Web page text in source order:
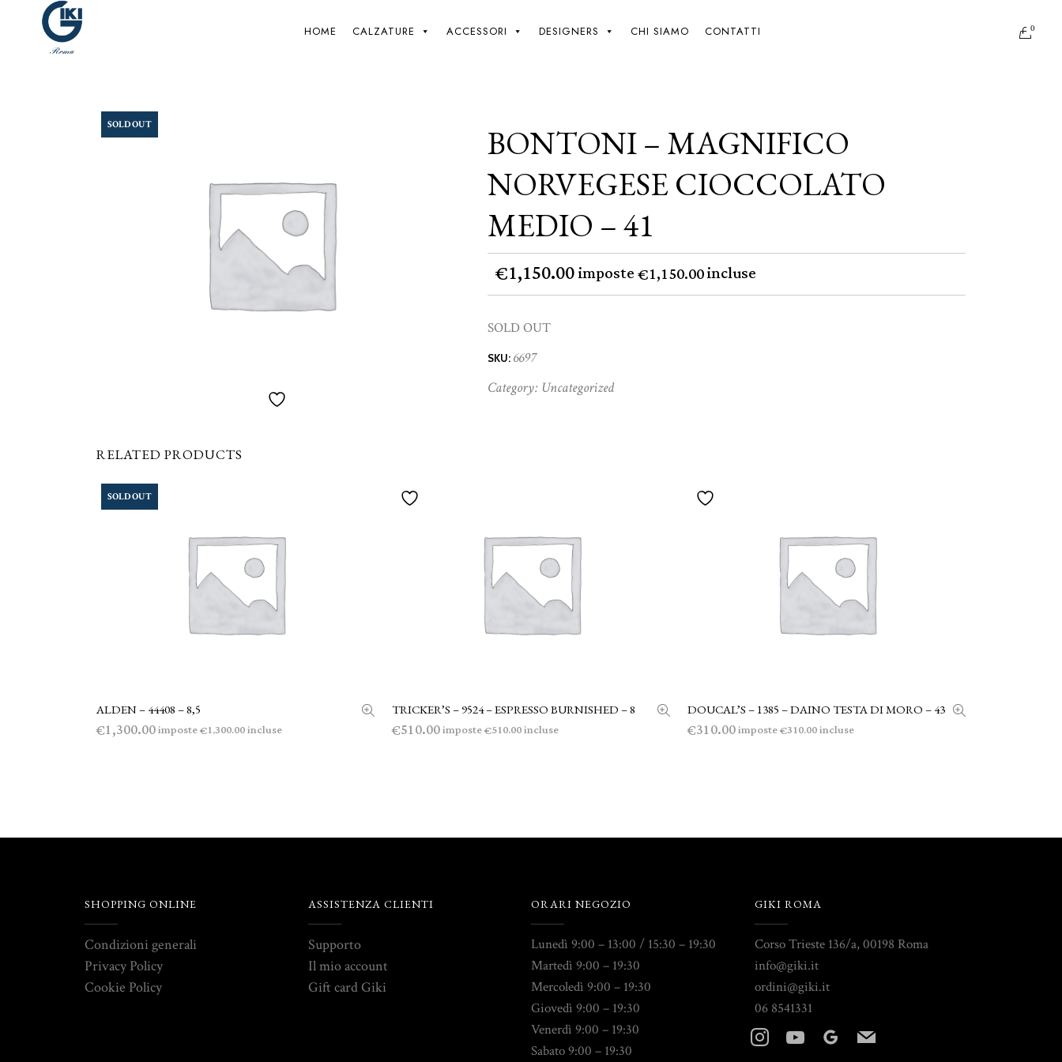
HOME CALZATURE ACCESSORI DESIGNERS CHI SIAMO CONTATTI 0
Giki / Bontoni – Magnifico Norvegese Cioccolato Medio – 41
SOLD OUT
BONTONI – MAGNIFICO
NORVEGESE CIOCCOLATO
MEDIO – 41
€1,150.00imposte€1,150.00incluse
SOLD OUT
SKU: 6697
Category: Uncategorized
RELATED PRODUCTS
SOLD OUT
LEGGI TUTTO
ALDEN – 44408 – 8,5
€1,300.00imposte€1,300.00incluse
AGGIUNGI AL CARRELLO
TRICKER’S – 9524 – ESPRESSO BURNISHED – 8
€510.00imposte€510.00incluse
AGGIUNGI AL CARRELLO
DOUCAL’S – 1385 – DAINO TESTA DI MORO – 43
€310.00imposte€310.00incluse
SHOPPING ONLINE
Condizioni generali
Privacy Policy
Cookie Policy
ASSISTENZA CLIENTI
Supporto
Il mio account
Gift card Giki
ORARI NEGOZIO
Lunedì 9:00 – 13:00 / 15:30 – 19:30
Martedì 9:00 – 19:30
Mercoledì 9:00 – 19:30
Giovedì 9:00 – 19:30
Venerdì 9:00 – 19:30
Sabato 9:00 – 19:30
GIKI ROMA
Corso Trieste 136/a, 00198 Roma
info@giki.it
ordini@giki.it
06 8541331
instagramyoutubegoogleplus
mail